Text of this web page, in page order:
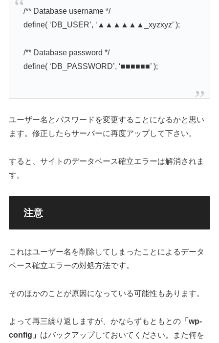
/** Database username */
define( ‘DB_USER’, ‘▲▲▲▲▲▲_xyzxyz’ );
/** Database password */
define( ‘DB_PASSWORD’, ‘■■■■■■’ );
ユーザー名とパスワードを変更することになるかと思い
ます。修正したらサーバーに再度アップして下さい。
すると、サイトのデータベース確立エラーは解消されま
す。
注意
これはユーザー名を削除してしまったことによるデータ
ベース確立エラーの対処方法です。
そのほかのことが原因になっている可能性もあります。
よって再三繰り返しますが、かならずもともとの 「wp-
config」 はバックアップしておいてください。また何を